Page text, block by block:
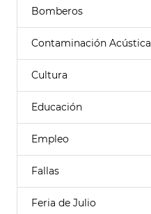
Bomberos
Contaminación Acústica
Cultura
Educación
Empleo
Fallas
Feria de Julio